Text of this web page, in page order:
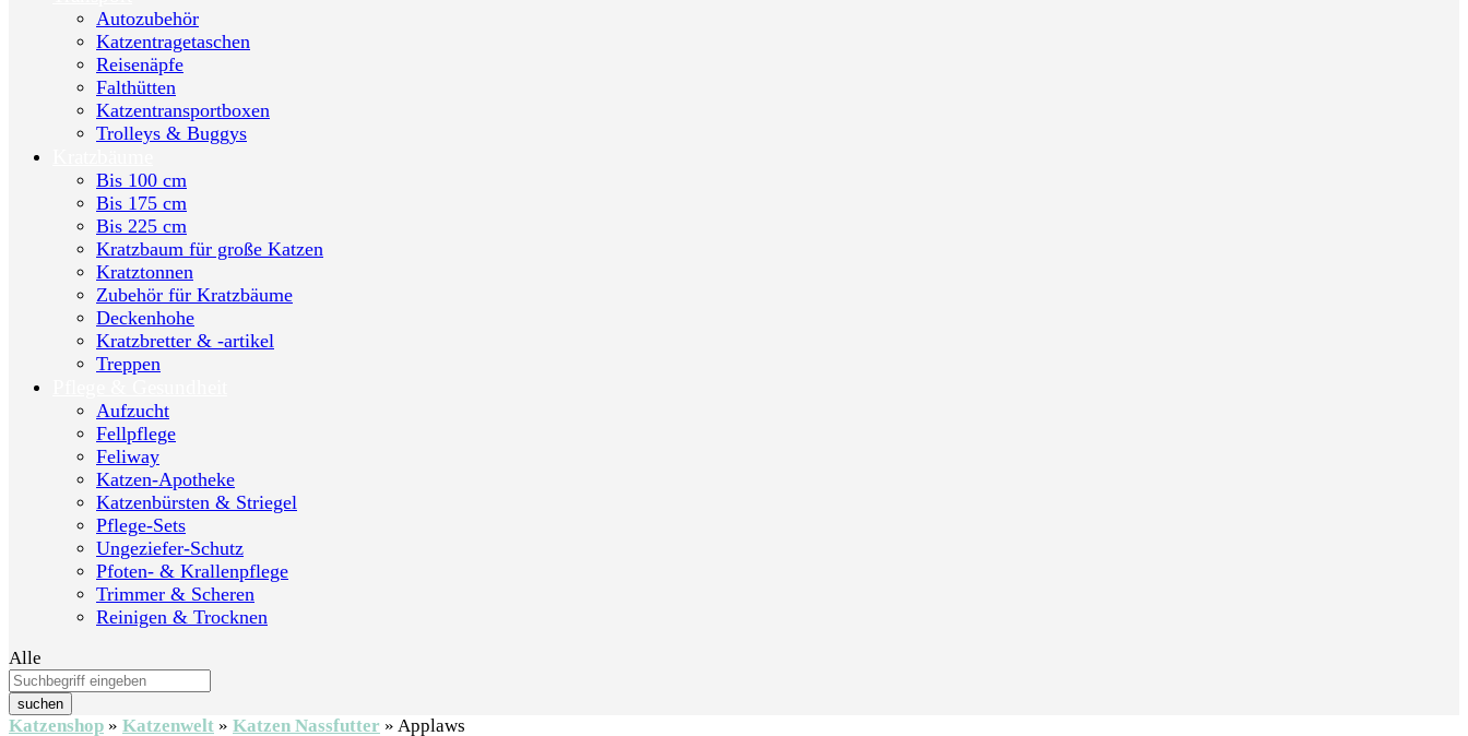
Autozubehör
Katzentragetaschen
Reisenäpfe
Falthütten
Katzentransportboxen
Trolleys & Buggys
Bis 100 cm
Bis 175 cm
Bis 225 cm
Kratzbaum für große Katzen
Kratztonnen
Zubehör für Kratzbäume
Deckenhohe
Kratzbretter & -artikel
Treppen
Aufzucht
Fellpflege
Feliway
Katzen-Apotheke
Katzenbürsten & Striegel
Pflege-Sets
Ungeziefer-Schutz
Pfoten- & Krallenpflege
Trimmer & Scheren
Reinigen & Trocknen
Alle
suchen
Katzenshop » Katzenwelt » Katzen Nassfutter » Applaws